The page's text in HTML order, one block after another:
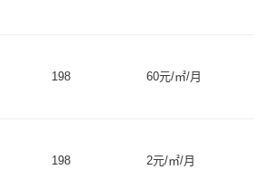
198 60元/㎡/月
198 2元/㎡/月